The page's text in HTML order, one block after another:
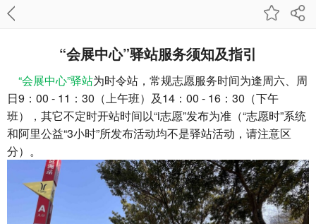
“会展中心”驿站服务须知及指引
“会展中心”驿站为时令站，常规志愿服务时间为逢周六、周
日9：00 - 11：30（上午班）及14：00 - 16：30（下午
班），其它不定时开站时间以“i志愿”发布为准（“志愿时”系统
和阿里公益“3小时”所发布活动均不是驿站活动，请注意区
分）。